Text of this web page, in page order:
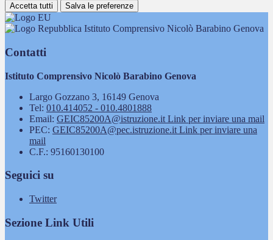
Accetta tutti Salva le preferenze
Istituto Comprensivo Nicolò Barabino Genova
Contatti
Istituto Comprensivo Nicolò Barabino Genova
Largo Gozzano 3, 16149 Genova
Tel: 010.414052 - 010.4801888
Email: GEIC85200A@istruzione.it Link per inviare una mail
PEC: GEIC85200A@pec.istruzione.it Link per inviare una
mail
C.F.: 95160130100
Seguici su
Twitter
Sezione Link Utili